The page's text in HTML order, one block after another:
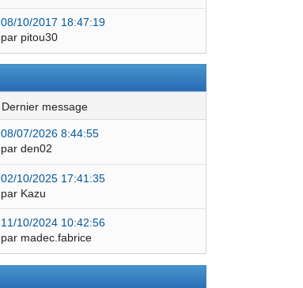
08/10/2017 18:47:19
par pitou30
dernier message
08/07/2026 8:44:55
par den02
02/10/2025 17:41:35
par Kazu
11/10/2024 10:42:56
par madec.fabrice